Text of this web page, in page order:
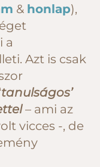
& honlap),
a
Azt is csak
tanulságos’
– ami az
vicces -, de